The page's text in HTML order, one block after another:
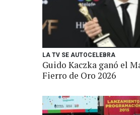
LA TV SE AUTOCELEBRA
Guido Kaczka ganó el
Fierro de Oro 2026